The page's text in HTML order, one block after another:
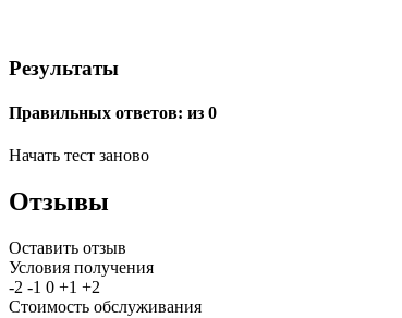
Результаты
Правильных ответов: из 0
Начать тест заново
Отзывы
Оставить отзыв
Условия получения
-2 -1 0 +1 +2
Стоимость обслуживания